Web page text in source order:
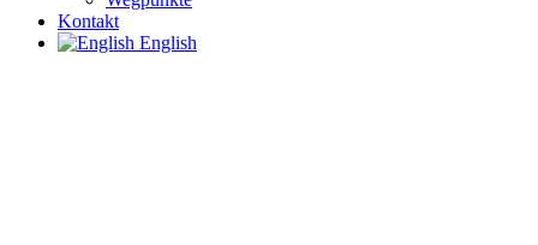
Kontakt
English